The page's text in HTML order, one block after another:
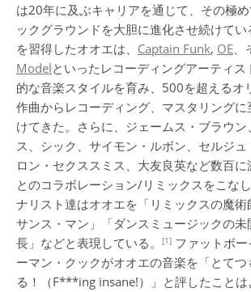
は20年に及ぶキャリアを通じて、その極
ックグラウンドを大胆に進化させ続けて
を習得したオオエは、 Captain Funk, OE、
Modelといったレコーディングアーティ
的な音楽スタイルを育み、500を超えるオ
作曲からレコーディング、マスタリング
けてきた。さらに、ジェームス・ブラウン
ス、シック、サイモン・ルボン、セルジュ
ロン・セクススミス、大友良英など数百に
とのコラボレーション/リミックスをこな
ナリスト達はオオエを「リミックスの魔
サンス・マン」「ダンスミュージックの
長」などと表現している。
[1] ファットボ
ーマン・クックがオオエの音楽を「とてつ
る！（F***ing insane!）」と評したことは